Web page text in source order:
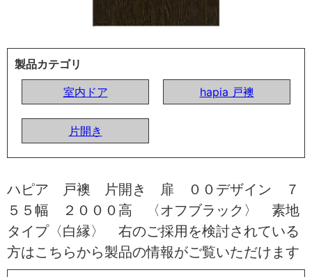
製品カテゴリ
室内ドア
hapia 戸襖
片開き
ハピア 戸襖 片開き 扉 ００デザイン ７
５５幅 ２０００高 〈オフブラック〉 素地
タイプ〈白縁〉 右のご採用を検討されている
方はこちらから製品の情報がご覧いただけます